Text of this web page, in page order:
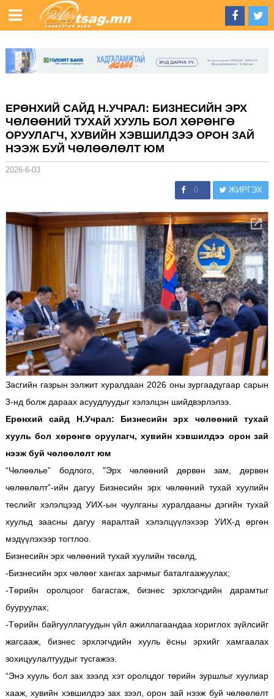
ЕРӨНХИЙ САЙД Н.УЧРАЛ: БИЗНЕСИЙН ЭРХ
ЧӨЛӨӨНИЙ ТУХАЙ ХУУЛЬ БОЛ ХӨРӨНГӨ
ОРУУЛАГЧ, ХУВИЙН ХЭВШИЛДЭЭ ОРОН ЗАЙ
НЭЭЖ БУЙ ЧӨЛӨӨЛӨЛТ ЮМ
2026-6-03
0 ЖИРГЭХ
Засгийн газрын ээлжит хуралдаан 2026 оны зургаадугаар сарын
3-нд болж дараах асуудлуудыг хэлэлцэн шийдвэрлэлээ.
Ерөнхий сайд Н.Учрал: Бизнесийн эрх чөлөөний тухай
хууль бол хөрөнгө оруулагч, хувийн хэвшилдээ орон зай
нээж буй чөлөөлөлт юм
“Чөлөөлье” бодлого, "Эрх чөлөөний дөрвөн зам, дөрвөн
чөлөөлөлт”-ийн дагуу Бизнесийн эрх чөлөөний тухай хуулийн
төслийг хэлэлцээд УИХ-ын чуулганы хуралдааны дэгийн тухай
хуульд заасны дагуу яаралтай хэлэлцүүлэхээр УИХ-д өргөн
мэдүүлэхээр тогтлоо.
Бизнесийн эрх чөлөөний тухай хуулийн төсөлд,
-Бизнесийн эрх чөлөөг хангах зарчмыг баталгаажуулах;
-Төрийн оролцоог багасгаж, бизнес эрхлэгчдийн дарамтыг
бууруулах;
-Төрийн байгууллагуудын үйл ажиллагаандаа хориглох зүйлсийг
жагсааж, бизнес эрхлэгчдийн хууль ёсны эрхийг хамгаалах
зохицуулалтуудыг тусгажээ.
“Энэ хууль бол зах зээлд хэт оролцдог төрийн зуршлыг хуулиар
хааж, хувийн хэвшилдээ зах зээл, орон зай нээж буй чөлөөлөлт